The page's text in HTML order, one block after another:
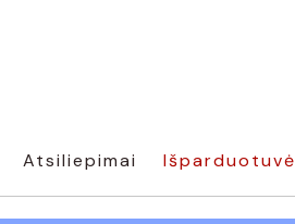
Atsiliepimai Išparduotuvė